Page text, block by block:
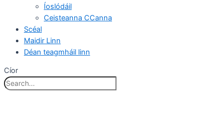
Íoslódáil
Ceisteanna CCanna
Scéal
Maidir Linn
Déan teagmháil linn
Cíor